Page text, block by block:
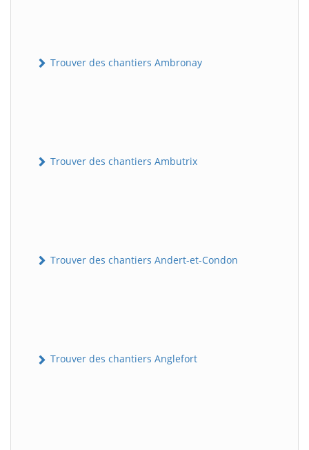
Trouver des chantiers Ambronay
Trouver des chantiers Ambutrix
Trouver des chantiers Andert-et-Condon
Trouver des chantiers Anglefort